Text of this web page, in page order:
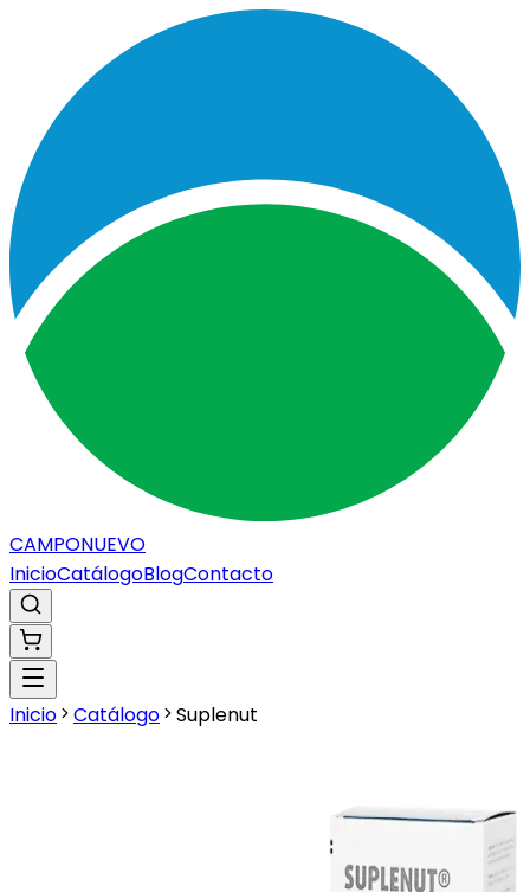
CAMPONUEVO
InicioCatálogoBlogContacto
Inicio Catálogo Suplenut